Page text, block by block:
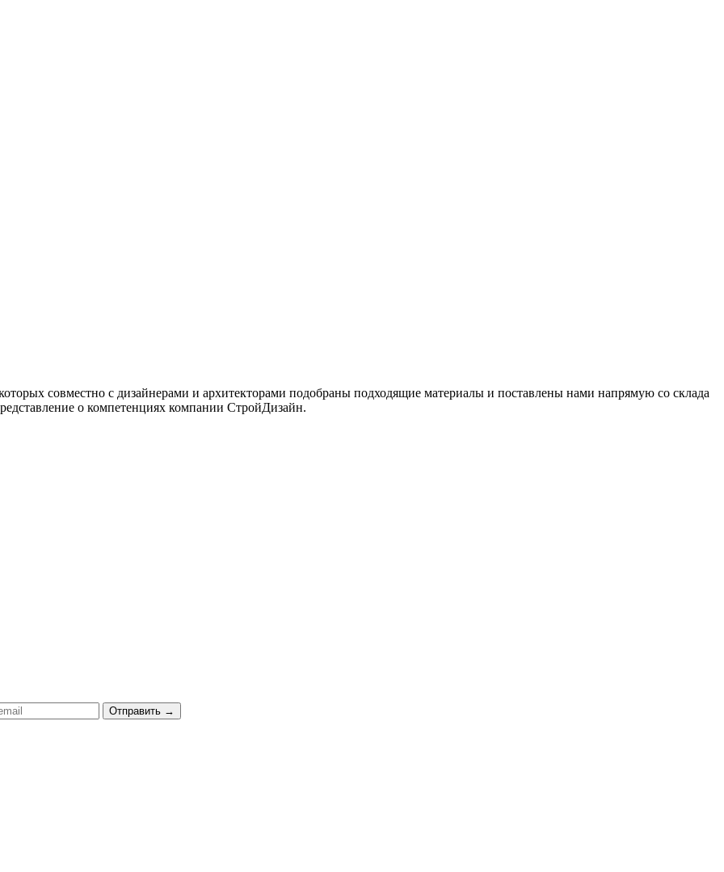
совместно с дизайнерами и архитекторами подобраны подходящие материалы и поставлены нами напрямую со склада
о компетенциях компании СтройДизайн.
Отправить →